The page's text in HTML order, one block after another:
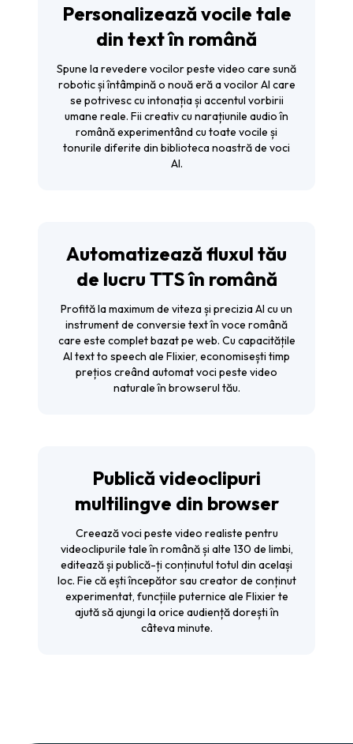
Personalizează vocile tale
din text în română
Spune la revedere vocilor peste video care sună
robotic și întâmpină o nouă eră a vocilor AI care
se potrivesc cu intonația și accentul vorbirii
umane reale. Fii creativ cu narațiunile audio în
română experimentând cu toate vocile și
tonurile diferite din biblioteca noastră de voci
AI.
Automatizează fluxul tău
de lucru TTS în română
Profită la maximum de viteza și precizia AI cu un
instrument de conversie text în voce română
care este complet bazat pe web. Cu capacitățile
AI text to speech ale Flixier, economisești timp
prețios creând automat voci peste video
naturale în browserul tău.
Publică videoclipuri
multilingve din browser
Creează voci peste video realiste pentru
videoclipurile tale în română și alte 130 de limbi,
editează și publică-ți conținutul totul din același
loc. Fie că ești începător sau creator de conținut
experimentat, funcțiile puternice ale Flixier te
ajută să ajungi la orice audiență dorești în
câteva minute.